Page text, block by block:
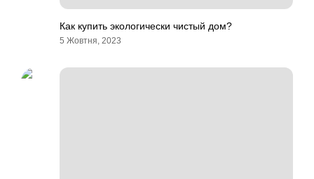
Как купить экологически чистый дом?
5 Жовтня, 2023